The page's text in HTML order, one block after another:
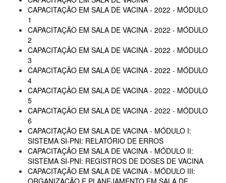
CAPACITAÇÃO EM SALA DE VACINA - 2022 - MÓDULO
1
CAPACITAÇÃO EM SALA DE VACINA - 2022 - MÓDULO
2
CAPACITAÇÃO EM SALA DE VACINA - 2022 - MÓDULO
3
CAPACITAÇÃO EM SALA DE VACINA - 2022 - MÓDULO
4
CAPACITAÇÃO EM SALA DE VACINA - 2022 - MÓDULO
5
CAPACITAÇÃO EM SALA DE VACINA - 2022 - MÓDULO
6
CAPACITAÇÃO EM SALA DE VACINA - MÓDULO I:
SISTEMA SI-PNI: RELATÓRIO DE ERROS
CAPACITAÇÃO EM SALA DE VACINA - MÓDULO II:
SISTEMA SI-PNI: REGISTROS DE DOSES DE VACINA
CAPACITAÇÃO EM SALA DE VACINA - MÓDULO III:
ORGANIZAÇÃO E PLANEJAMENTO EM SALA DE